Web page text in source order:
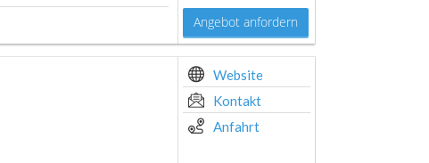
Angebot anfordern
Website
Kontakt
Anfahrt